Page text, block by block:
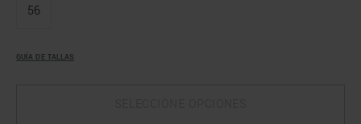
56
GUÍA DE TALLAS